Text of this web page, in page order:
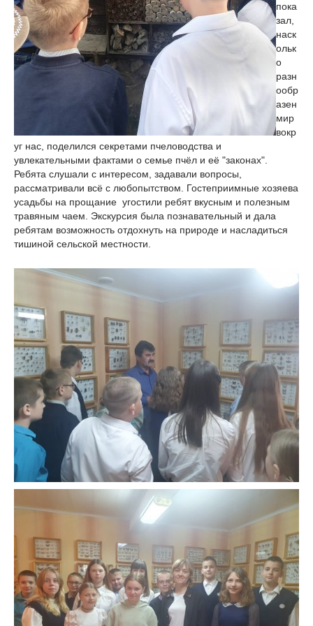
пока
зал,
наск
ольк
о
разн
ообр
азен
мир
вокр
уг нас, поделился секретами пчеловодства и
увлекательными фактами о семье пчёл и её "законах".
Ребята слушали с интересом, задавали вопросы,
рассматривали всё с любопытством. Гостеприимные хозяева
усадьбы на прощание угостили ребят вкусным и полезным
травяным чаем. Экскурсия была познавательный и дала
ребятам возможность отдохнуть на природе и насладиться
тишиной сельской местности.